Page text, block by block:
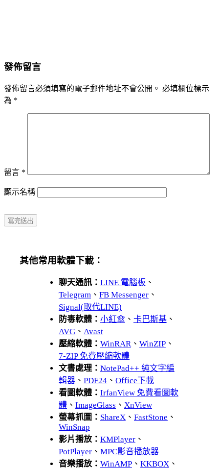
發佈留言
發佈留言必須填寫的電子郵件地址不會公開。 必填欄位標示
為 *
留言 *
顯示名稱
其他常用軟體下載：
聊天通訊： LINE 電腦板 、
Telegram 、 FB Messenger 、
Signal(取代LINE)
防毒軟體： 小紅傘 、 卡巴斯基 、
AVG 、 Avast
壓縮軟體： WinRAR 、 WinZIP 、
7-ZIP 免費壓縮軟體
文書處理： NotePad++ 純文字編
輯器 、 PDF24 、 Office下載
看圖軟體： IrfanView 免費看圖軟
體 、 ImageGlass 、 XnView
螢幕抓圖： ShareX 、 FastStone 、
WinSnap
影片播放： KMPlayer 、
PotPlayer 、 MPC影音播放器
音樂播放： WinAMP 、 KKBOX 、